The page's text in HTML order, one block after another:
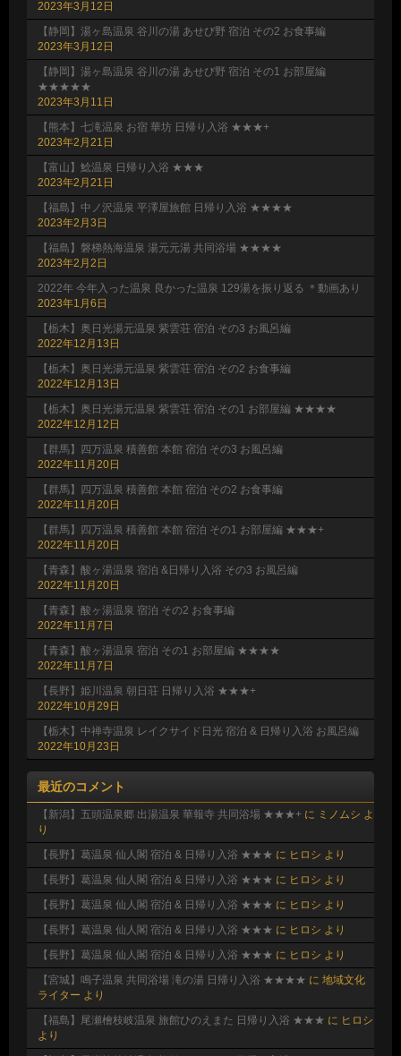
2023年3月12日
【静岡】湯ヶ島温泉 谷川の湯 あせび野 宿泊 その2 お食事編
2023年3月12日
【静岡】湯ヶ島温泉 谷川の湯 あせび野 宿泊 その1 お部屋編
★★★★★
2023年3月11日
【熊本】七滝温泉 お宿 華坊 日帰り入浴 ★★★+
2023年2月21日
【富山】鯰温泉 日帰り入浴 ★★★
2023年2月21日
【福島】中ノ沢温泉 平澤屋旅館 日帰り入浴 ★★★★
2023年2月3日
【福島】磐梯熱海温泉 湯元元湯 共同浴場 ★★★★
2023年2月2日
2022年 今年入った温泉 良かった温泉 129湯を振り返る ＊動画あり
2023年1月6日
【栃木】奥日光湯元温泉 紫雲荘 宿泊 その3 お風呂編
2022年12月13日
【栃木】奥日光湯元温泉 紫雲荘 宿泊 その2 お食事編
2022年12月13日
【栃木】奥日光湯元温泉 紫雲荘 宿泊 その1 お部屋編 ★★★★
2022年12月12日
【群馬】四万温泉 積善館 本館 宿泊 その3 お風呂編
2022年11月20日
【群馬】四万温泉 積善館 本館 宿泊 その2 お食事編
2022年11月20日
【群馬】四万温泉 積善館 本館 宿泊 その1 お部屋編 ★★★+
2022年11月20日
【青森】酸ヶ湯温泉 宿泊 &日帰り入浴 その3 お風呂編
2022年11月20日
【青森】酸ヶ湯温泉 宿泊 その2 お食事編
2022年11月7日
【青森】酸ヶ湯温泉 宿泊 その1 お部屋編 ★★★★
2022年11月7日
【長野】姫川温泉 朝日荘 日帰り入浴 ★★★+
2022年10月29日
【栃木】中禅寺温泉 レイクサイド日光 宿泊 & 日帰り入浴 お風呂編
2022年10月23日
最近のコメント
【新潟】五頭温泉郷 出湯温泉 華報寺 共同浴場 ★★★+ に ミノムシ よ
り
【長野】葛温泉 仙人閣 宿泊 & 日帰り入浴 ★★★ に ヒロシ より
【長野】葛温泉 仙人閣 宿泊 & 日帰り入浴 ★★★ に ヒロシ より
【長野】葛温泉 仙人閣 宿泊 & 日帰り入浴 ★★★ に ヒロシ より
【長野】葛温泉 仙人閣 宿泊 & 日帰り入浴 ★★★ に ヒロシ より
【長野】葛温泉 仙人閣 宿泊 & 日帰り入浴 ★★★ に ヒロシ より
【宮城】鳴子温泉 共同浴場 滝の湯 日帰り入浴 ★★★★ に 地域文化
ライター より
【福島】尾瀬檜枝岐温泉 旅館ひのえまた 日帰り入浴 ★★★ に ヒロシ
より